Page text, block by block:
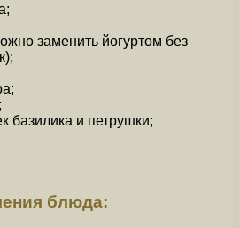
заменить йогуртом без
базилика и петрушки;
блюда: